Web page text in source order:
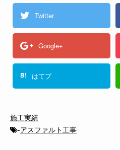
Twitter
Google+
B! はてブ
施工実績
-アスファルト工事